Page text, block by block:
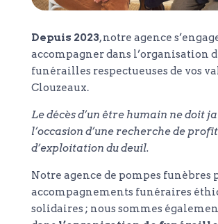
Depuis 2023, notre agence
accompagner dans l’organisation
funérailles respectueuses de vos
Clouzeaux.
Le décès d’un être humain ne doit
l’occasion d’une recherche de
d’exploitation du deuil.
Notre agence de pompes funèbres
accompagnements funéraires
solidaires ; nous sommes